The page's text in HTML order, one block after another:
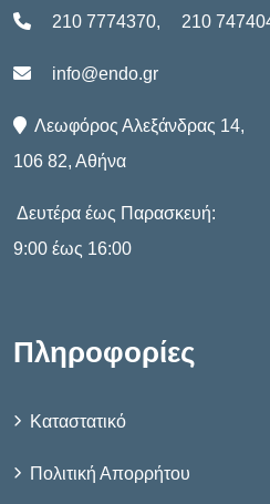
210 7774370, 210
info@endo.gr
Λεωφόρος Αλεξάνδρας 14,
106 82, Αθήνα
Δευτέρα έως Παρασκευή:
9:00 έως 16:00
Πληροφορίες
Καταστατικό
Πολιτική Απορρήτου